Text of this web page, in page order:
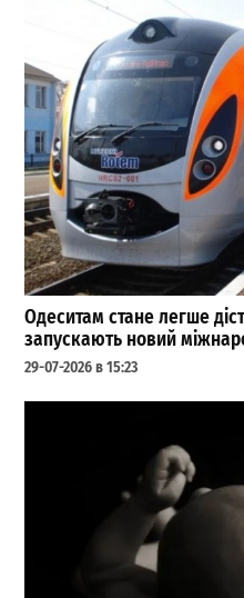
Одеситам стане легше
запускають новий
29-07-2026 в 15:23